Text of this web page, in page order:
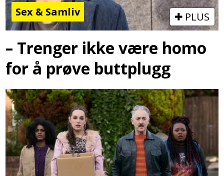
Sex & Samliv PLUS
– Trenger ikke være homo
for å prøve buttplugg